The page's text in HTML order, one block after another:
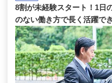
8割が未経験スタート！1日
のない働き方で長く活躍で